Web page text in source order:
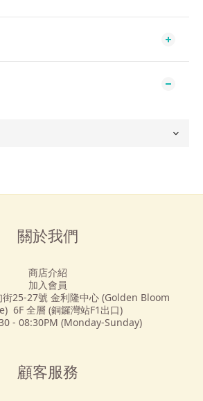
關於我們
商店介紹
加入會員
25-27號 金利隆中心 (Golden Bloom
6F 全層 (銅鑼灣站F1出口)
- 08:30PM (Monday-Sunday)
顧客服務